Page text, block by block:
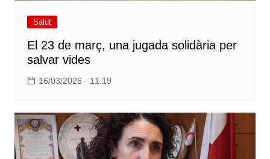
Salut
El 23 de març, una jugada solidària per
salvar vides
16/03/2026 · 11:19